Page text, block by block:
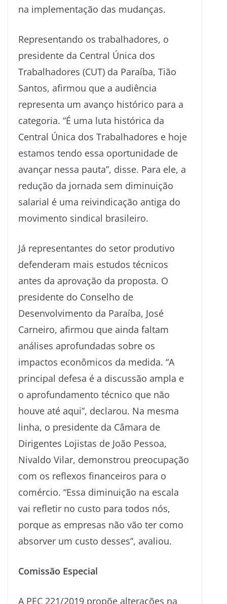
na implementação das mudanças.
Representando os trabalhadores, o
presidente da Central Única dos
Trabalhadores (CUT) da Paraíba, Tião
Santos, afirmou que a audiência
representa um avanço histórico para a
categoria. “É uma luta histórica da
Central Única dos Trabalhadores e hoje
estamos tendo essa oportunidade de
avançar nessa pauta”, disse. Para ele, a
redução da jornada sem diminuição
salarial é uma reivindicação antiga do
movimento sindical brasileiro.
Já representantes do setor produtivo
defenderam mais estudos técnicos
antes da aprovação da proposta. O
presidente do Conselho de
Desenvolvimento da Paraíba, José
Carneiro, afirmou que ainda faltam
análises aprofundadas sobre os
impactos econômicos da medida. “A
principal defesa é a discussão ampla e
o aprofundamento técnico que não
houve até aqui”, declarou. Na mesma
linha, o presidente da Câmara de
Dirigentes Lojistas de João Pessoa,
Nivaldo Vilar, demonstrou preocupação
com os reflexos financeiros para o
comércio. “Essa diminuição na escala
vai refletir no custo para todos nós,
porque as empresas não vão ter como
absorver um custo desses”, avaliou.
Comissão Especial
A PEC 221/2019 propõe alterações na